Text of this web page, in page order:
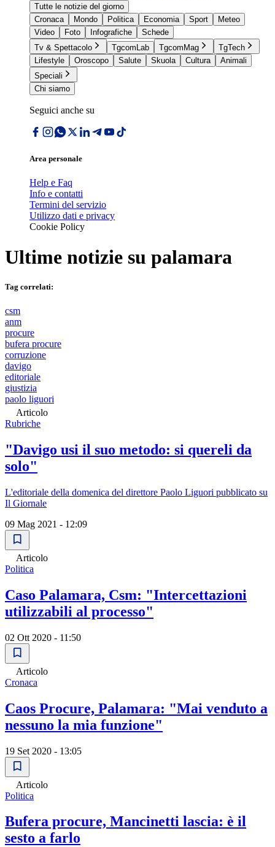
Tutte le notizie del giorno
Cronaca
Mondo Politica Economia Sport
Meteo
Video
Foto Infografiche
Schede
Tv & Spettacolo
TgcomLab TgcomMag
TgTech
Lifestyle
Oroscopo Salute Skuola Cultura
Animali
Speciali
Chi siamo
Seguici anche su
Area personale
Help e Faq
Info e contatti
Termini del servizio
Utilizzo dati e privacy
Cookie Policy
Ultime notizie su palamara
Tag correlati:
csm
anm
procure
bufera procure
corruzione
davigo
editoriale
giustizia
paolo liguori
Articolo
Rubriche
"Davigo usi il suo metodo: si quereli da
solo"
L'editoriale della domenica del direttore Paolo Liguori pubblicato su
Il Giornale
09 Mag 2021 - 12:09
Articolo
Politica
Caso Palamara, Csm: "Intercettazioni
utilizzabili al processo"
02 Ott 2020 - 11:50
Articolo
Cronaca
Caos Procure, Palamara: "Mai venduto a
nessuno la mia funzione"
19 Set 2020 - 13:05
Articolo
Politica
Bufera procure, Mancinetti lascia: è il
sesto a farlo